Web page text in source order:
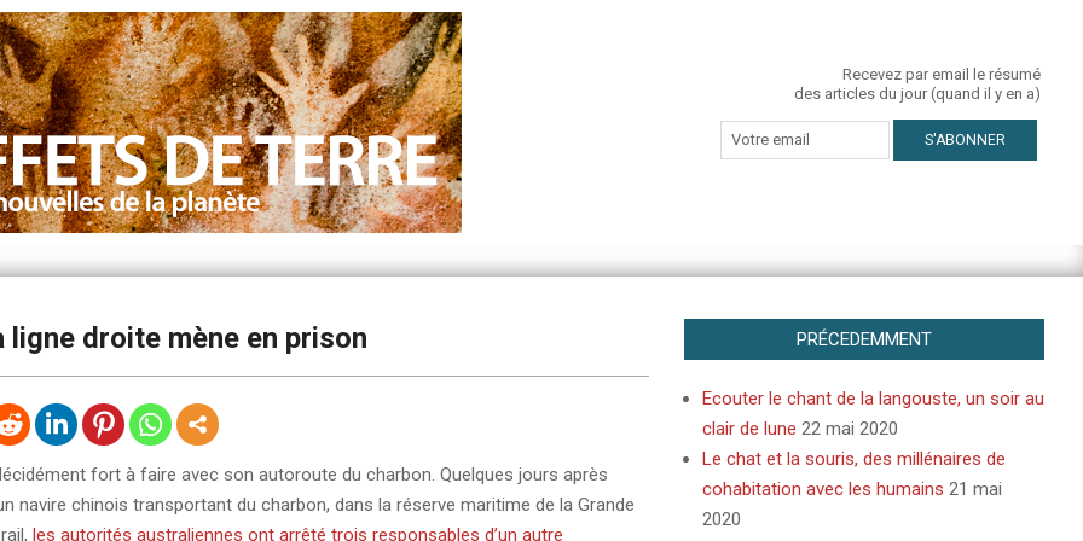
Recevez par email le résumé
des articles du jour (quand il y en a)
ligne droite mène en prison
fort à faire avec son autoroute du charbon. Quelques jours après
navire chinois transportant du charbon, dans la réserve maritime de la Grande
les autorités australiennes ont arrêté trois responsables d’un autre
PRÉCEDEMMENT
Ecouter le chant de la langouste, un soir au
clair de lune 22 mai 2020
Le chat et la souris, des millénaires de
cohabitation avec les humains 21 mai
2020